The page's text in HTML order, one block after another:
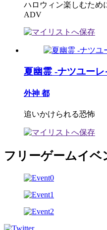
ハロウィン楽しむため
ADV
夏幽霊 -ナツユーレ
外神 都
追いかけられる恐怖
フリーゲームイベ